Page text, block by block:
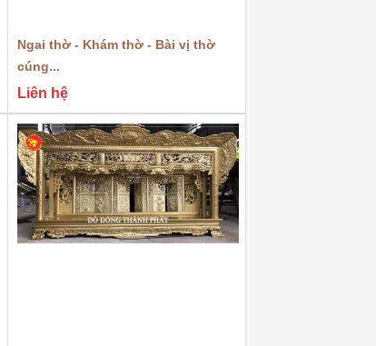
Ngai thờ - Khám thờ - Bài vị thờ
cúng...
Liên hệ